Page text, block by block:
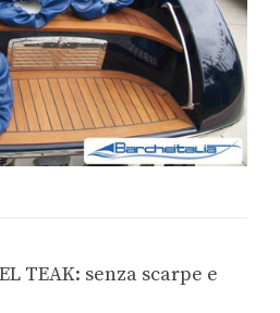
TEAK: senza scarpe e